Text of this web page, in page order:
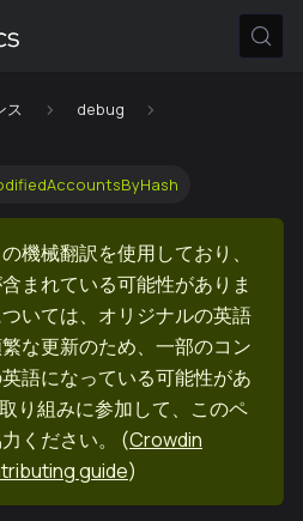
ス
debug
機械翻訳を使用しており、
まれている可能性がありま
いては、オリジナルの英語
な更新のため、一部のコン
語になっている可能性があ
り組みに参加して、このペ
ください。
(Crowdin
guide)